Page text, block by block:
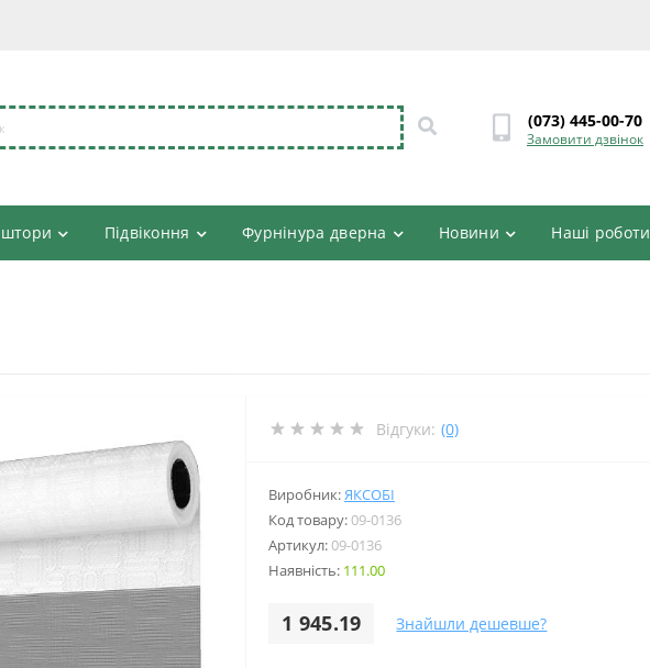
(073) 445-00-70
Замовити дзвінок
штори Підвіконня Фурнінура дверна Новини Наші роботи
Відгуки: (0)
Виробник:ЯКСОБІ
Код товару:09-0136
Артикул:09-0136
Наявність: 111.00
1 945.19 Знайшли дешевше?